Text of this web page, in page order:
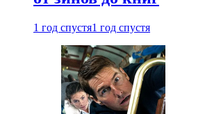
1 год спустя1 год спустя